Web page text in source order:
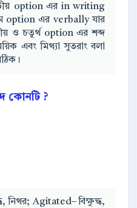
option এর in writing
option এর verbally যার
ও চতুর্থ option এর শব্দ
এবং মিথ্যা সুতরাং বলা
কোনটি ?
নিথর; Agitated– বিক্ষুদ্ধ,